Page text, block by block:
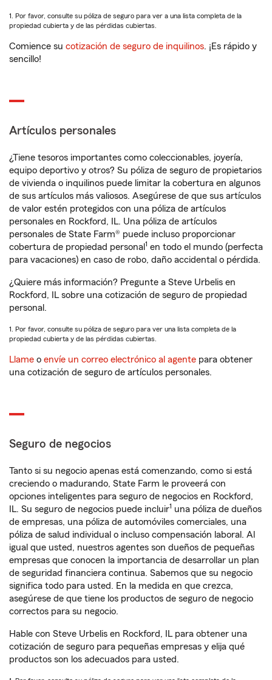
1. Por favor, consulte su póliza de seguro para ver a una lista completa de la
propiedad cubierta y de las pérdidas cubiertas.
Comience su cotización de seguro de inquilinos. ¡Es rápido y
sencillo!
Artículos personales
¿Tiene tesoros importantes como coleccionables, joyería,
equipo deportivo y otros? Su póliza de seguro de propietarios
de vivienda o inquilinos puede limitar la cobertura en algunos
de sus artículos más valiosos. Asegúrese de que sus artículos
de valor estén protegidos con una póliza de artículos
personales en Rockford, IL. Una póliza de artículos
personales de State Farm® puede incluso proporcionar
cobertura de propiedad personal 1 en todo el mundo (perfecta
para vacaciones) en caso de robo, daño accidental o pérdida.
¿Quiere más información? Pregunte a Steve Urbelis en
Rockford, IL sobre una cotización de seguro de propiedad
personal.
1. Por favor, consulte su póliza de seguro para ver una lista completa de la
propiedad cubierta y de las pérdidas cubiertas.
Llame o envíe un correo electrónico al agente para obtener
una cotización de seguro de artículos personales.
Seguro de negocios
Tanto si su negocio apenas está comenzando, como si está
creciendo o madurando, State Farm le proveerá con
opciones inteligentes para seguro de negocios en Rockford,
IL. Su seguro de negocios puede incluir1 una póliza de dueños
de empresas, una póliza de automóviles comerciales, una
póliza de salud individual o incluso compensación laboral. Al
igual que usted, nuestros agentes son dueños de pequeñas
empresas que conocen la importancia de desarrollar un plan
de seguridad financiera continua. Sabemos que su negocio
significa todo para usted. En la medida en que crezca,
asegúrese de que tiene los productos de seguro de negocio
correctos para su negocio.
Hable con Steve Urbelis en Rockford, IL para obtener una
cotización de seguro para pequeñas empresas y elija qué
productos son los adecuados para usted.